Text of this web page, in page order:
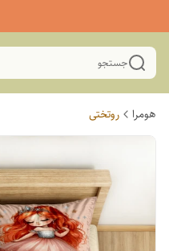
جستجو
هومرا روتختی